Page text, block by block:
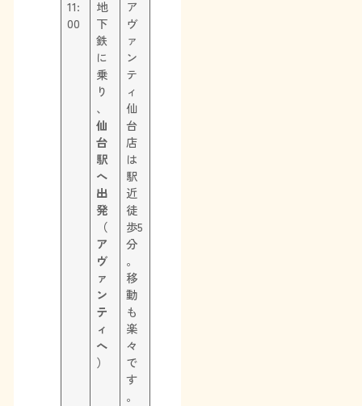
11:
00
地
下
鉄
に
乗
り
、
仙
台
駅
へ
出
発
（
ア
ヴ
ァ
ン
テ
ィ
へ
）
ア
ヴ
ァ
ン
テ
ィ
仙
台
店
は
駅
近
徒
歩5
分
。
移
動
も
楽
々
で
す
。